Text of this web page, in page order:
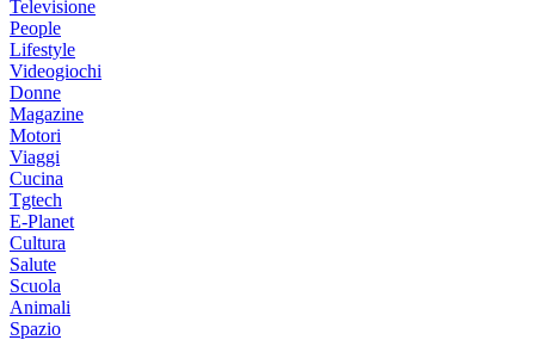
Televisione
People
Lifestyle
Videogiochi
Donne
Magazine
Motori
Viaggi
Cucina
Tgtech
E-Planet
Cultura
Salute
Scuola
Animali
Spazio